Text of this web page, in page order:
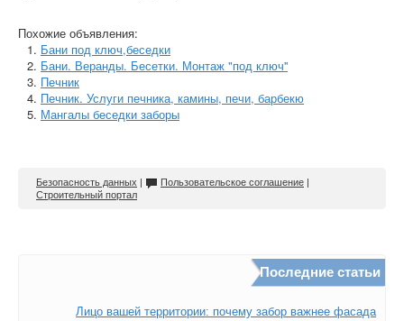
Похожие объявления:
Бани под ключ,беседки
Бани. Веранды. Бесетки. Монтаж "под ключ''
Печник
Печник. Услуги печника, камины, печи, барбекю
Мангалы беседки заборы
Безопасность данных | Пользовательское соглашение |
Строительный портал
Последние статьи
Лицо вашей территории: почему забор важнее фасада